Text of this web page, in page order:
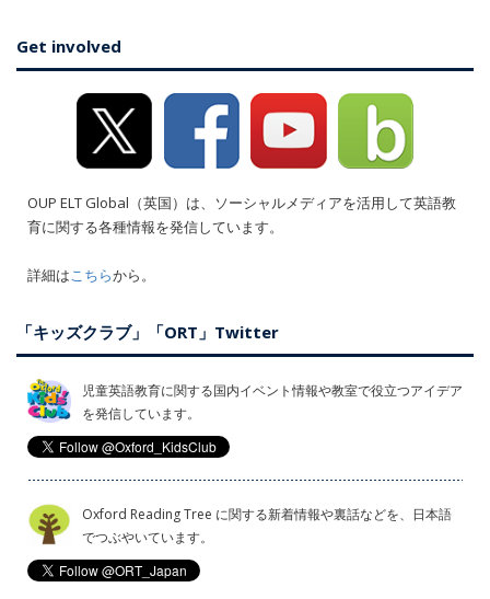
Get involved
OUP ELT Global（英国）は、ソーシャルメディアを活用して英語教
育に関する各種情報を発信しています。
詳細はこちらから。
「キッズクラブ」「ORT」Twitter
児童英語教育に関する国内イベント情報や教室で役立つアイデア
を発信しています。
Oxford Reading Tree に関する新着情報や裏話などを、日本語
でつぶやいています。